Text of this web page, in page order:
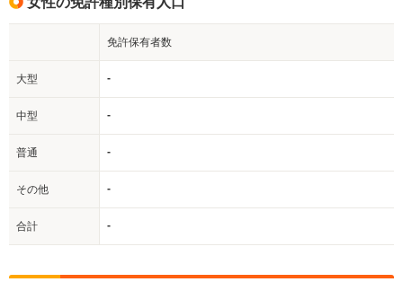
免許保有者数
大型 -
中型 -
普通 -
その他 -
合計 -